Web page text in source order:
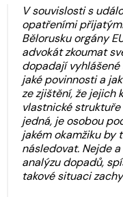
V souvislosti s
opatřeními
Bělorusku orgány
advokát zkoumat
dopadají vyhlášené
jaké povinnosti a
ze zjištění, že jejich
vlastnické
jedná, je osobou
jakém okamžiku by
následovat. Nejde
analýzu dopadů,
takové situaci